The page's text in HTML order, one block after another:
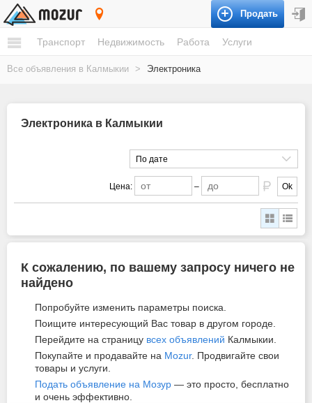
Продать
Транспорт Недвижимость Работа Услуги
Все объявления в Калмыкии > Электроника
Электроника в Калмыкии
По дате
Цена: – Ok
К сожалению, по вашему запросу ничего не
найдено
Попробуйте изменить параметры поиска.
Поищите интересующий Вас товар в другом городе.
Перейдите на страницу всех объявлений Калмыкии.
Покупайте и продавайте на Mozur. Продвигайте свои
товары и услуги.
Подать объявление на Мозур — это просто, бесплатно
и очень эффективно.